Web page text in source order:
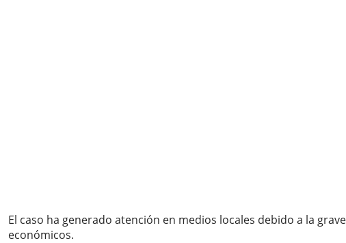
El caso ha generado atención en medios locales debido a la
económicos.